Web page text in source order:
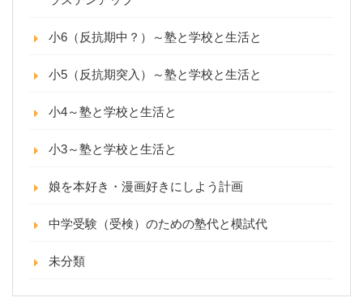
小6（反抗期中？）～塾と学校と生活と
小5（反抗期突入）～塾と学校と生活と
小4～塾と学校と生活と
小3～塾と学校と生活と
娘を本好き・漫画好きにしよう計画
中学受験（受検）のための塾代と模試代
未分類